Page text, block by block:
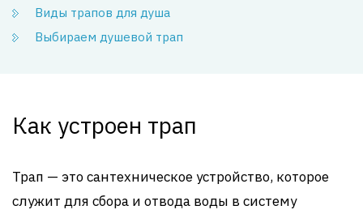
Виды трапов для душа
Выбираем душевой трап
Как устроен трап
Трап — это сантехническое устройство, которое
служит для сбора и отвода воды в систему